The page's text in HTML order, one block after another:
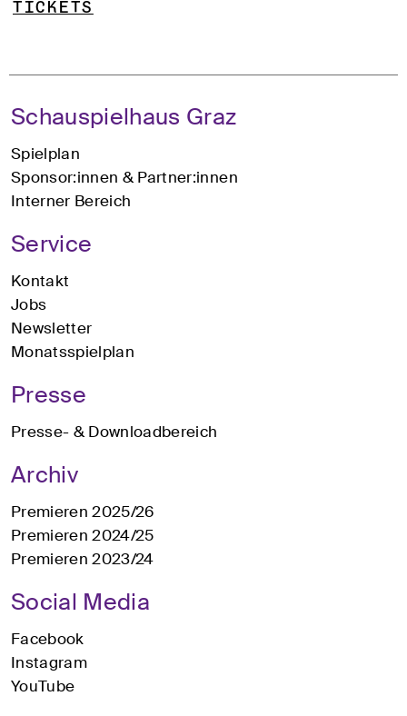
Tickets
Schauspielhaus Graz
Spielplan
Sponsor:innen & Partner:innen
Interner Bereich
Service
Kontakt
Jobs
Newsletter
Monatsspielplan
Presse
Presse- & Downloadbereich
Archiv
Premieren 2025/26
Premieren 2024/25
Premieren 2023/24
Social Media
Facebook
Instagram
YouTube